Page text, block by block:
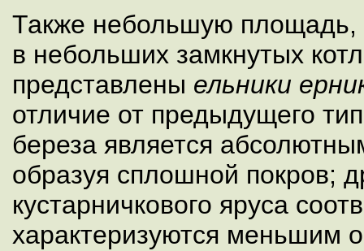
Также небольшую площадь,
в небольших замкнутых
представлены ельники
отличие от предыдущего
береза является
образуя сплошной покров;
кустарничкового яруса
характеризуются меньшим